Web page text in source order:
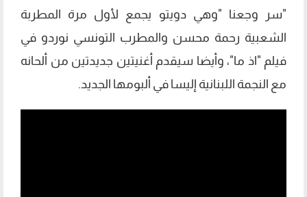
"سر وجعنا "وهي دويتو يجمع لأول مرة المطربة
الشعبية رحمة محسن والمطرب التونسي نوردو في
فيلم "اذ ما"، وأيضا سيقدم أغنيتين جديدتين من ألحانه
مع النجمة اللبنانية إليسا في ألبومها الجديد.